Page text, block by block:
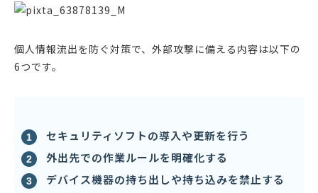
個人情報流出を防ぐ対策で、外部攻撃に備える内容は以下の
6つです。
セキュリティソフトの導入や更新を行う
外出先での作業ルールを明確化する
デバイス機器の持ち出しや持ち込みを禁止する